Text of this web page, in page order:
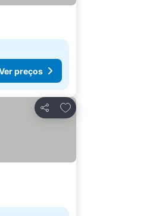
preços
Partilhar
Adicionar aos favoritos